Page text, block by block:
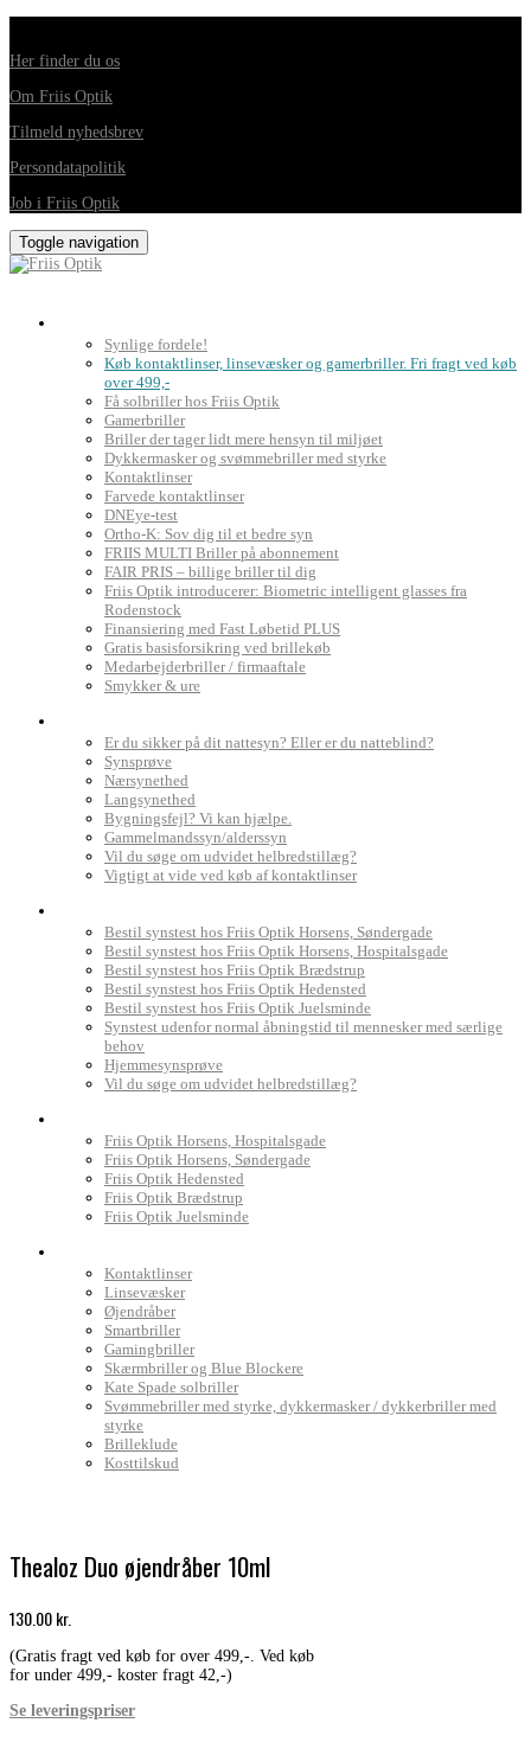
Her finder du os
Om Friis Optik
Tilmeld nyhedsbrev
Persondatapolitik
Job i Friis Optik
Toggle navigation
Synlige fordele!
Køb kontaktlinser, linsevæsker og gamerbriller. Fri fragt ved køb
over 499,-
Få solbriller hos Friis Optik
Gamerbriller
Briller der tager lidt mere hensyn til miljøet
Dykkermasker og svømmebriller med styrke
Kontaktlinser
Farvede kontaktlinser
DNEye-test
Ortho-K: Sov dig til et bedre syn
FRIIS MULTI Briller på abonnement
FAIR PRIS – billige briller til dig
Friis Optik introducerer: Biometric intelligent glasses fra
Rodenstock
Finansiering med Fast Løbetid PLUS
Gratis basisforsikring ved brillekøb
Medarbejderbriller / firmaaftale
Smykker & ure
Er du sikker på dit nattesyn? Eller er du natteblind?
Synsprøve
Nærsynethed
Langsynethed
Bygningsfejl? Vi kan hjælpe.
Gammelmandssyn/alderssyn
Vil du søge om udvidet helbredstillæg?
Vigtigt at vide ved køb af kontaktlinser
Bestil synstest hos Friis Optik Horsens, Søndergade
Bestil synstest hos Friis Optik Horsens, Hospitalsgade
Bestil synstest hos Friis Optik Brædstrup
Bestil synstest hos Friis Optik Hedensted
Bestil synstest hos Friis Optik Juelsminde
Synstest udenfor normal åbningstid til mennesker med særlige
behov
Hjemmesynsprøve
Vil du søge om udvidet helbredstillæg?
Friis Optik Horsens, Hospitalsgade
Friis Optik Horsens, Søndergade
Friis Optik Hedensted
Friis Optik Brædstrup
Friis Optik Juelsminde
Kontaktlinser
Linsevæsker
Øjendråber
Smartbriller
Gamingbriller
Skærmbriller og Blue Blockere
Kate Spade solbriller
Svømmebriller med styrke, dykkermasker / dykkerbriller med
styrke
Brilleklude
Kosttilskud
Thealoz Duo øjendråber 10ml
130.00kr.
(Gratis fragt ved køb for over 499,-. Ved køb
for under 499,- koster fragt 42,-)
Se leveringspriser